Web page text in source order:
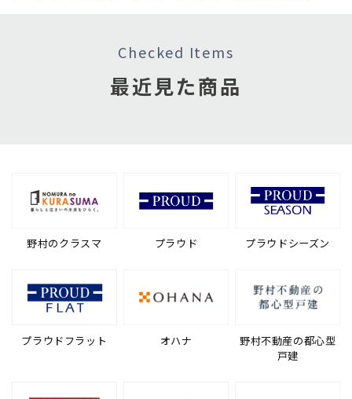
Checked Items
最近見た商品
野村のクラスマ プラウド プラウドシーズン
プラウドフラット オハナ
野村不動産の都心型
戸建